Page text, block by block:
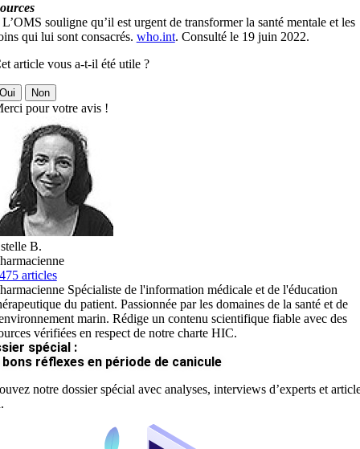
souligne qu’il est urgent de transformer la santé mentale et les
qui lui sont consacrés. who.int. Consulté le 19 juin 2022.
article vous a-t-il été utile ?
Non
pour votre avis !
B.
articles
Spécialiste de l'information médicale et de l'éducation
du patient. Passionnée par les domaines de la santé et de
marin. Rédige un contenu scientifique fiable avec des
vérifiées en respect de notre charte HIC.
spécial :
bons réflexes en période de canicule
notre dossier spécial avec analyses, interviews d’experts et